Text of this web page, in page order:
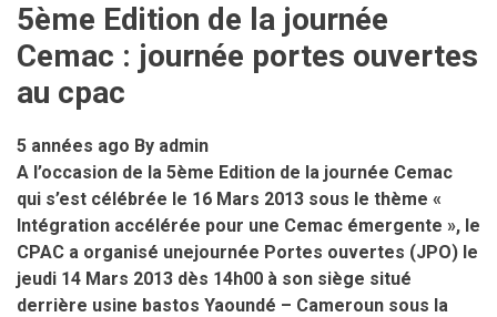
Auguste
ITOUA
5ème Edition de la journée
Cemac : journée portes ouvertes
au cpac
5 années ago By admin
A l’occasion de la 5ème Edition de la journée Cemac
qui s’est célébrée le 16 Mars 2013 sous le thème «
Intégration accélérée pour une Cemac émergente », le
CPAC a organisé unejournée Portes ouvertes (JPO) le
jeudi 14 Mars 2013 dès 14h00 à son siège situé
derrière usine bastos Yaoundé – Cameroun sous la